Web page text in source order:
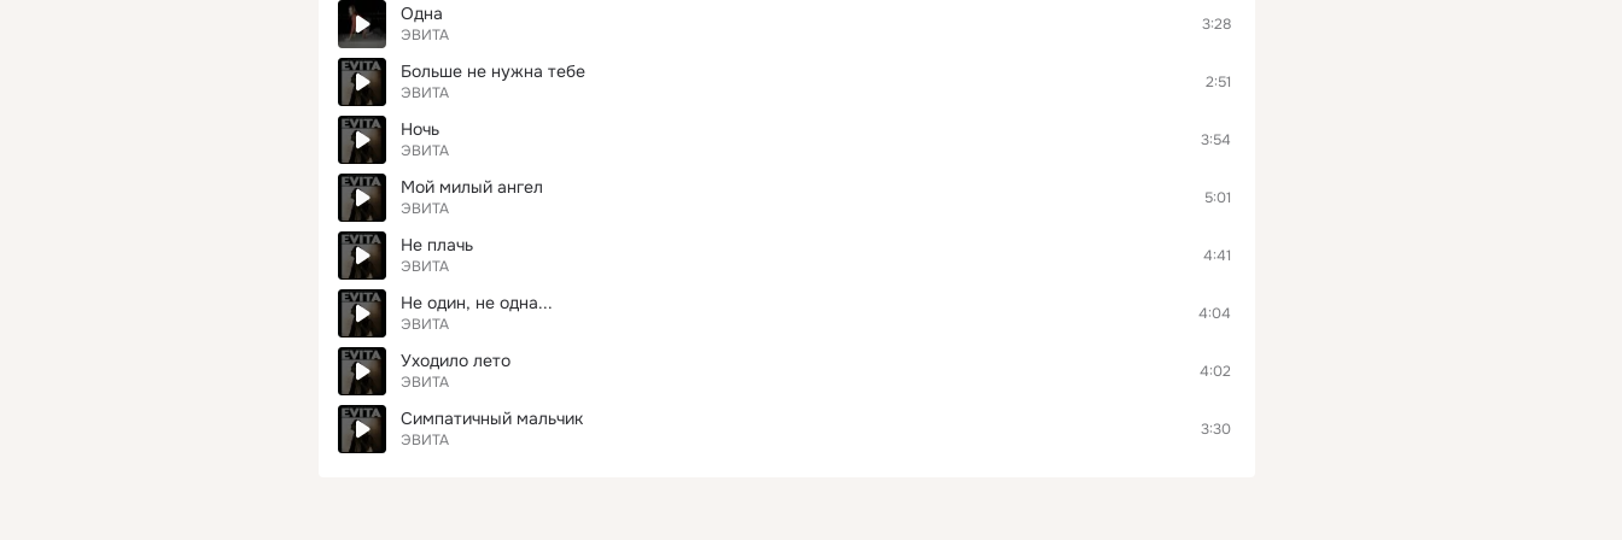
Одна
ЭВИТА
3:28
Больше не нужна тебе
ЭВИТА
2:51
Ночь
ЭВИТА
3:54
Мой милый ангел
ЭВИТА
5:01
Не плачь
ЭВИТА
4:41
Не один, не одна...
ЭВИТА
4:04
Уходило лето
ЭВИТА
4:02
Симпатичный мальчик
ЭВИТА
3:30